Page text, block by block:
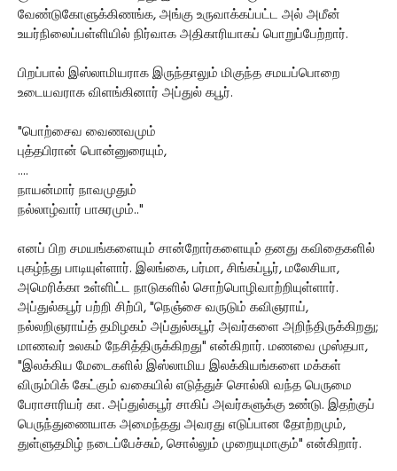
வேண்டுகோளுக்கிணங்க, அங்கு உருவாக்கப்பட்ட அல் அமீன்
உயர்நிலைப்பள்ளியில் நிர்வாக அதிகாரியாகப் பொறுப்பேற்றார்.
பிறப்பால் இஸ்லாமியராக இருந்தாலும் மிகுந்த சமயப்பொறை
உடையவராக விளங்கினார் அப்துல் கபூர்.
"பொற்சைவ வைணவமும்
புத்தபிரான் பொன்னுரையும்,
....
நாயன்மார் நாவமுதும்
நல்லாழ்வார் பாசுரமும்.."
எனப் பிற சமயங்களையும் சான்றோர்களையும் தனது கவிதைகளில்
புகழ்ந்து பாடியுள்ளார். இலங்கை, பர்மா, சிங்கப்பூர், மலேசியா,
அமெரிக்கா உள்ளிட்ட நாடுகளில் சொற்பொழிவாற்றியுள்ளார்.
அப்துல்கபூர் பற்றி சிற்பி, "நெஞ்சை வருடும் கவிஞராய்,
நல்லறிஞராய்த் தமிழகம் அப்துல்கபூர் அவர்களை அறிந்திருக்கிறது;
மாணவர் உலகம் நேசித்திருக்கிறது" என்கிறார். மணவை முஸ்தபா,
"இலக்கிய மேடைகளில் இஸ்லாமிய இலக்கியங்களை மக்கள்
விரும்பிக் கேட்கும் வகையில் எடுத்துச் சொல்லி வந்த பெருமை
பேராசாரியர் கா. அப்துல்கபூர் சாகிப் அவர்களுக்கு உண்டு. இதற்குப்
பெருந்துணையாக அமைந்தது அவரது எடுப்பான தோற்றமும்,
துள்ளுதமிழ் நடைப்பேச்சும், சொல்லும் முறையுமாகும்" என்கிறார்.